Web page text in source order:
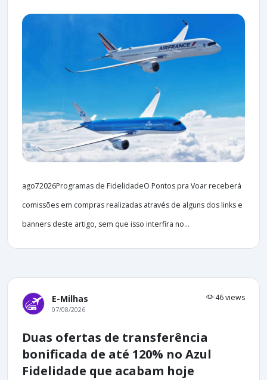
ago72026Programas de FidelidadeO Pontos pra Voar receberá
comissões em compras realizadas através de alguns dos links e
banners deste artigo, sem que isso interfira no...
E-Milhas 46 views
07/08/2026
Duas ofertas de transferência
bonificada de até 120% no Azul
Fidelidade que acabam hoje